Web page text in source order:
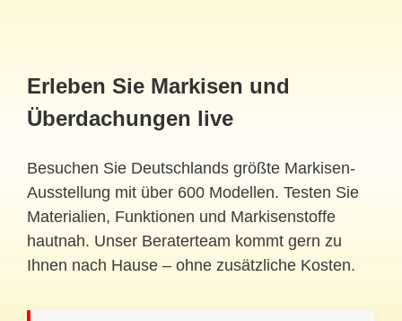
Erleben Sie Markisen und
Überdachungen live
Besuchen Sie Deutschlands größte Markisen-
Ausstellung mit über 600 Modellen. Testen Sie
Materialien, Funktionen und Markisenstoffe
hautnah. Unser Beraterteam kommt gern zu
Ihnen nach Hause – ohne zusätzliche Kosten.